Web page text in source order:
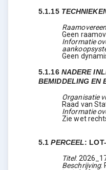
5.1.15
Geen
Informatie
Geen
5.1.16 NADERE
BEMIDDELING EN
Organisatie
Raad van
Informatie
Zie wet
5.1PERCEEL:
Titel:
Beschrijving: